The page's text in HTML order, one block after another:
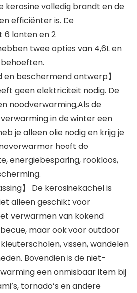
kerosine volledig brandt en de
efficiënter is. De
6 lonten en 2
twee opties van 4,6L en
behoeften.
en beschermend ontwerp】
geen elektriciteit nodig. De
noodverwarming,Als de
in de winter een
je alleen olie nodig en krijg je
heeft de
energiebesparing, rookloos,
】 De kerosinekachel is
alleen geschikt voor
verwarmen van kokend
maar ook voor outdoor
vissen, wandelen
Bovendien is de niet-
een onmisbaar item bij
tornado’s en andere